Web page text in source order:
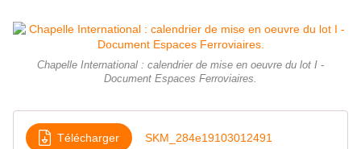
Chapelle International : calendrier de mise en oeuvre du lot I -
Document Espaces Ferroviaires.
Télécharger SKM_284e19103012491